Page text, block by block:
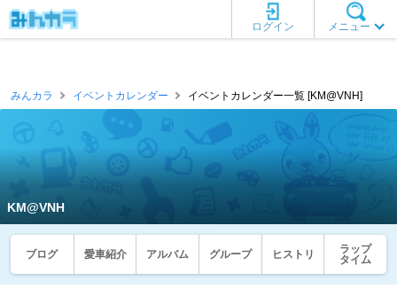
メニュー
ログイン
みんカラ イベントカレンダー イベントカレンダー一覧 [KM@VNH]
KM@VNH
ブログ 愛車紹介 アルバム グループ ヒストリ
ラップ
タイム